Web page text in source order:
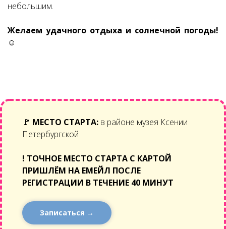
небольшим.
Желаем удачного отдыха и солнечной погоды!
☺
🚩 МЕСТО СТАРТА: в районе музея Ксении
Петербургской
! ТОЧНОЕ МЕСТО СТАРТА С КАРТОЙ
ПРИШЛЁМ НА ЕМЕЙЛ ПОСЛЕ
РЕГИСТРАЦИИ В ТЕЧЕНИЕ 40 МИНУТ
Записаться →